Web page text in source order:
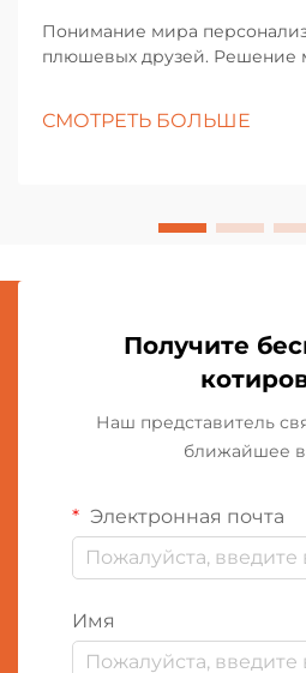
Понимание мира
плюшевых друзей. Решение
покупки. Это создание
СМОТРЕТЬ БОЛЬШЕ
Получите
Наш представитель
ближайшее
Электронная почта
Имя